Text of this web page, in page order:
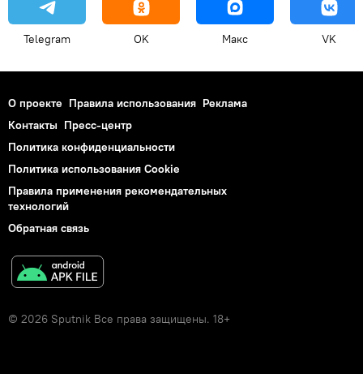
Telegram OK Макс VK
О проекте Правила использования Реклама
Контакты Пресс-центр
Политика конфиденциальности
Политика использования Cookie
Правила применения рекомендательных
технологий
Обратная связь
© 2026 Sputnik Все права защищены. 18+